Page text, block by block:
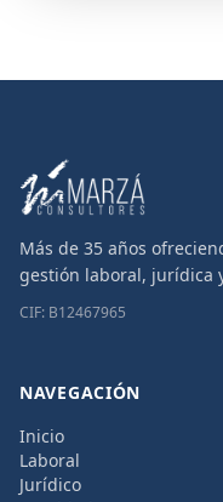
Más de 35 años
gestión laboral, jurídica
CIF: B12467965
NAVEGACIÓN
Inicio
Laboral
Jurídico